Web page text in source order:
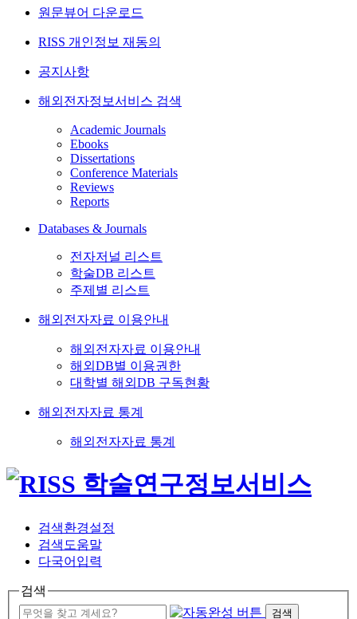
원문뷰어 다운로드
RISS 개인정보 재동의
공지사항
해외전자정보서비스 검색
Academic Journals
Ebooks
Dissertations
Conference Materials
Reviews
Reports
Databases & Journals
전자저널 리스트
학술DB 리스트
주제별 리스트
해외전자자료 이용안내
해외전자자료 이용안내
해외DB별 이용권한
대학별 해외DB 구독현황
해외전자자료 통계
해외전자자료 통계
검색환경설정
검색도움말
다국어입력
검색
검색